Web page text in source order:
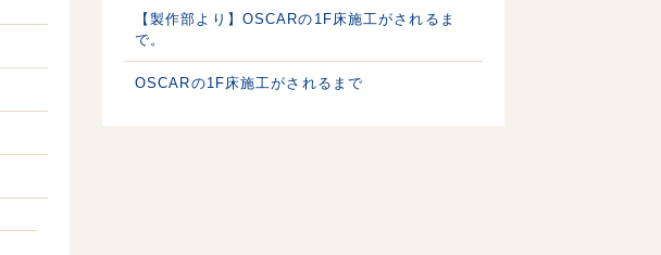
【製作部より】OSCARの1F床施工がされるま
で。
OSCARの1F床施工がされるまで